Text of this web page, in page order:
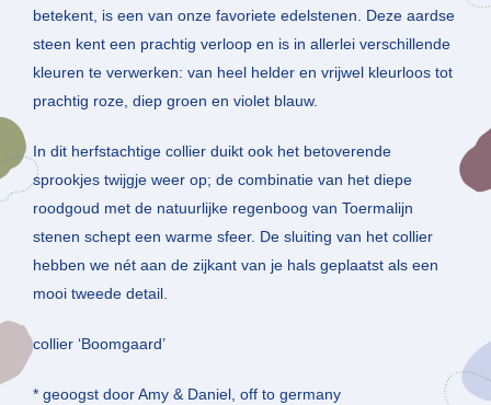
betekent, is een van onze favoriete edelstenen. Deze aardse
steen kent een prachtig verloop en is in allerlei verschillende
kleuren te verwerken: van heel helder en vrijwel kleurloos tot
prachtig roze, diep groen en violet blauw.
In dit herfstachtige collier duikt ook het betoverende
sprookjes twijgje weer op; de combinatie van het diepe
roodgoud met de natuurlijke regenboog van Toermalijn
stenen schept een warme sfeer. De sluiting van het collier
hebben we nét aan de zijkant van je hals geplaatst als een
mooi tweede detail.
collier ‘Boomgaard’
* geoogst door Amy & Daniel, off to germany